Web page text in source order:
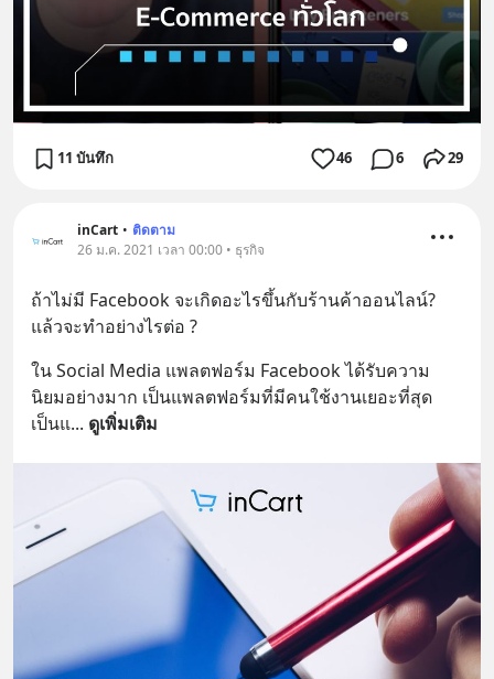
11 บันทึก 46 6 29
inCart • ติดตาม
26 ม.ค. 2021 เวลา 00:00 • ธุรกิจ
ถ้าไม่มี Facebook จะเกิดอะไรขึ้นกับร้านค้าออนไลน์?
แล้วจะทำอย่างไรต่อ ?
ใน Social Media แพลตฟอร์ม Facebook ได้รับความ
นิยมอย่างมาก เป็นแพลตฟอร์มที่มีคนใช้งานเยอะที่สุด
เป็นแ... ดูเพิ่มเติม